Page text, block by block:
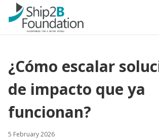
¿Cómo escalar
de impacto que ya
funcionan?
5 February 2026